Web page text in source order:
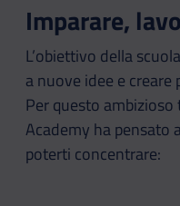
Imparare,
L’obiettivo della
a nuove idee e
Per questo
Academy ha pensato
poterti concentrare: